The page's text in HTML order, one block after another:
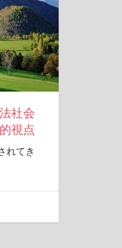
社会
視点
れてき